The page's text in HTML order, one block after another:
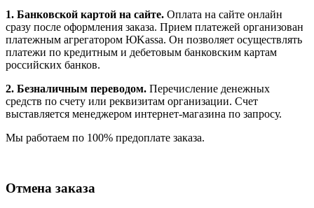
1. Банковской картой на сайте. Оплата на сайте онлайн
сразу после оформления заказа. Прием платежей организован
платежным агрегатором ЮKassa. Он позволяет осуществлять
платежи по кредитным и дебетовым банковским картам
российских банков.
2. Безналичным переводом. Перечисление денежных
средств по счету или реквизитам организации. Счет
выставляется менеджером интернет-магазина по запросу.
Мы работаем по 100% предоплате заказа.
Отмена заказа